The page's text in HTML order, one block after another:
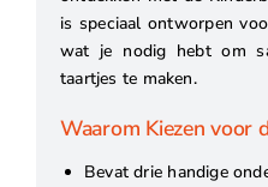
is speciaal ontworpen
wat je nodig hebt om
taartjes te maken.
Waarom Kiezen voor
Bevat drie handige